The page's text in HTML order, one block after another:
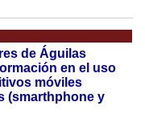
de Águilas
en el uso
móviles
(smarthphone y